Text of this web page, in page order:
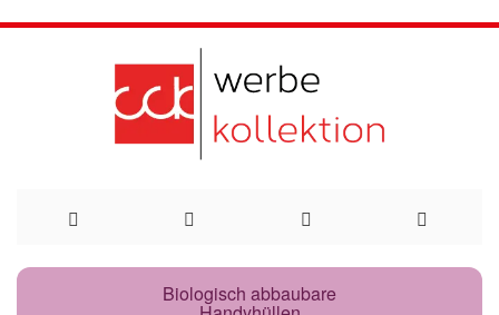
Direkt
Biologisch abbaubare